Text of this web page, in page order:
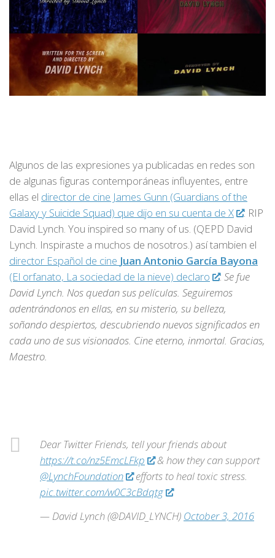
Algunos de las expresiones ya publicadas en redes son
de algunas figuras contemporáneas influyentes, entre
ellas el director de cine James Gunn (Guardians of the
Galaxy y Suicide Squad) que dijo en su cuenta de X
: RIP
David Lynch. You inspired so many of us. (QEPD David
Lynch. Inspiraste a muchos de nosotros.) así tambien el
director Español de cine Juan Antonio García Bayona
(El orfanato, La sociedad de la nieve) declaro
: Se fue
David Lynch. Nos quedan sus películas. Seguiremos
adentrándonos en ellas, en su misterio, su belleza,
soñando despiertos, descubriendo nuevos significados en
cada uno de sus visionados. Cine eterno, inmortal. Gracias,
Maestro.
Dear Twitter Friends, tell your friends about
https://t.co/nz5EmcLFkp
& how they can support
@LynchFoundation
efforts to heal toxic stress.
pic.twitter.com/w0C3cBdqtg
— David Lynch (@DAVID_LYNCH) October 3, 2016